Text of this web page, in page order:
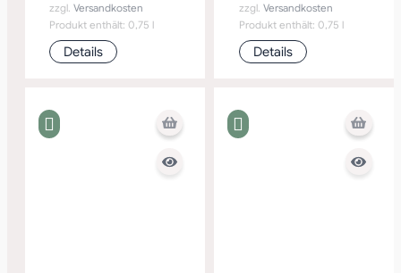
zzgl.Versandkosten
Produkt enthält: 0,75 l
Details
zzgl. Versandkosten
Produkt enthält: 0,75 l
Details